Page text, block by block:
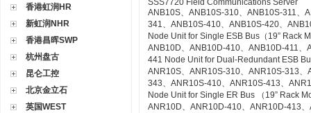
香港虹润HR
新虹润NHR
香港昌晖SWP
杭州盘古
昆仑工控
北京金立石
英国WEST
SSS7720 Field Communications Server
ANB10S、ANB10S-310、ANB10S-311、
341、ANB10S-410、ANB10S-420、
Node Unit for Single ESB Bus（19” Rack
ANB10D、ANB10D-410、ANB10D-411
441 Node Unit for Dual-Redundant ESB
ANR10S、ANR10S-310、ANR10S-313
343、ANR10S-410、ANR10S-413、
Node Unit for Single ER Bus （19” Rack
ANR10D、ANR10D-410、ANR10D-413